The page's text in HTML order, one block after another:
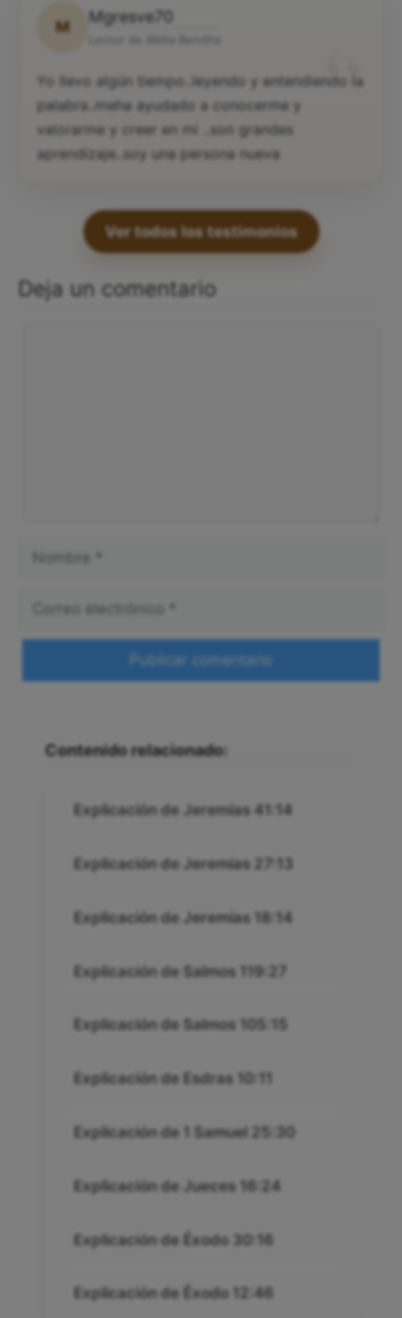
M
Mgresve70
“
Yo llevo algún tiempo..leyendo y entendiendo la
palabra..meha ayudado a conocerme y
valorarme y creer en mi ..son grandes
aprendizaje..soy una persona nueva
Ver todos los testimonios
Deja un comentario
Contenido relacionado:
Explicación de Jeremías 41:14
Explicación de Jeremías 27:13
Explicación de Jeremías 18:14
Explicación de Salmos 119:27
Explicación de Salmos 105:15
Explicación de Esdras 10:11
Explicación de 1 Samuel 25:30
Explicación de Jueces 16:24
Explicación de Éxodo 30:16
Explicación de Éxodo 12:46